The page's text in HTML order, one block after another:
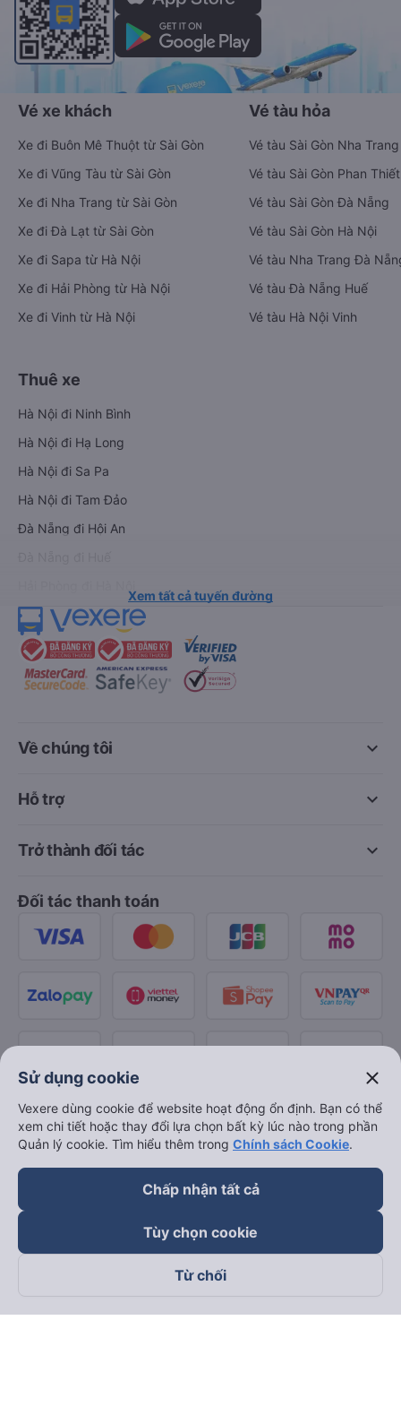
Vé xe khách
Xe đi Buôn Mê Thuột từ Sài Gòn
Xe đi Vũng Tàu từ Sài Gòn
Xe đi Nha Trang từ Sài Gòn
Xe đi Đà Lạt từ Sài Gòn
Xe đi Sapa từ Hà Nội
Xe đi Hải Phòng từ Hà Nội
Xe đi Vinh từ Hà Nội
Vé tàu hỏa
Vé tàu Sài Gòn Nha Trang
Vé tàu Sài Gòn Phan Thiết
Vé tàu Sài Gòn Đà Nẵng
Vé tàu Sài Gòn Hà Nội
Vé tàu Nha Trang Đà
Vé tàu Đà Nẵng Huế
Vé tàu Hà Nội Vinh
Thuê xe
Hà Nội đi Ninh Bình
Hà Nội đi Hạ Long
Hà Nội đi Sa Pa
Hà Nội đi Tam Đảo
Đà Nẵng đi Hội An
Xem tất cả tuyến đường
keyboard_arrow_down
Về chúng tôi
keyboard_arrow_down
Hỗ trợ
keyboard_arrow_down
Trở thành đối tác
Đối tác thanh toán
Theo dõi chúng tôi trên
Sử dụng cookie close
Vexere dùng cookie để website hoạt động ổn định. Bạn có thể
xem chi tiết hoặc thay đổi lựa chọn bất kỳ lúc nào trong phần
Quản lý cookie. Tìm hiểu thêm trong Chính sách Cookie.
Chấp nhận tất cả
Tùy chọn cookie
Từ chối